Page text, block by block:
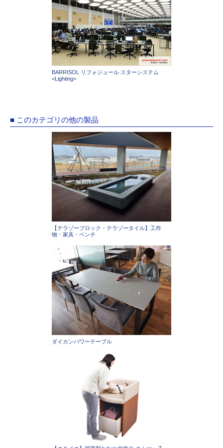
BARRISOL リフォジュール スターシステム
<Lighting>
■ このカテゴリの他の製品
【テラゾーブロック・テラゾータイル】工作
物・家具・ベンチ
ダイカンパワーテーブル